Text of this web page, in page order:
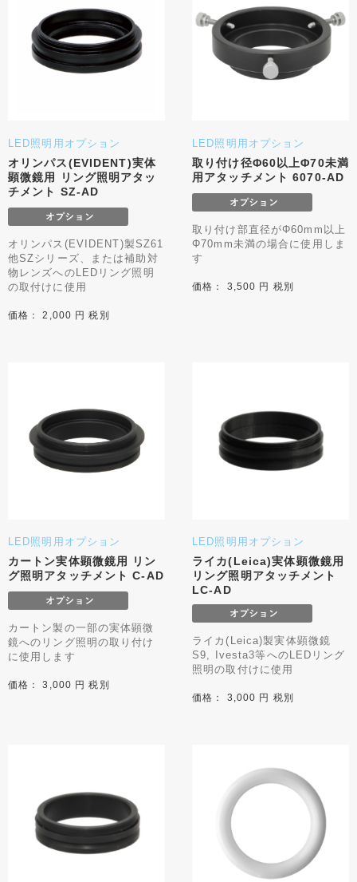
LED照明用オプション
オリンパス(EVIDENT)実体
顕微鏡用 リング照明アタッ
チメント SZ-AD
オリンパス(EVIDENT)製SZ61
他SZシリーズ、または補助対
物レンズへのLEDリング照明
の取付けに使用
価格： 2,000 円 税別
LED照明用オプション
取り付け径Φ60以上Φ70未満
用アタッチメント 6070-AD
取り付け部直径がΦ60mm以上
Φ70mm未満の場合に使用しま
す
価格： 3,500 円 税別
LED照明用オプション
カートン実体顕微鏡用 リン
グ照明アタッチメント C-AD
カートン製の一部の実体顕微
鏡へのリング照明の取り付け
に使用します
価格： 3,000 円 税別
LED照明用オプション
ライカ(Leica)実体顕微鏡用
リング照明アタッチメント
LC-AD
ライカ(Leica)製実体顕微鏡
S9, Ivesta3等へのLEDリング
照明の取付けに使用
価格： 3,000 円 税別